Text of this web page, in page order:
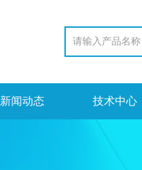
新闻动态 技术中心